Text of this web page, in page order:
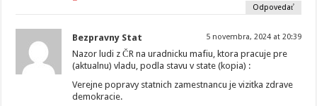
Odpovedať
Bezpravny Stat 5 novembra, 2024 at 20:39
Nazor ludi z ČR na uradnicku mafiu, ktora pracuje pre
(aktualnu) vladu, podla stavu v state (kopia) :
Verejne popravy statnich zamestnancu je vizitka zdrave
demokracie.